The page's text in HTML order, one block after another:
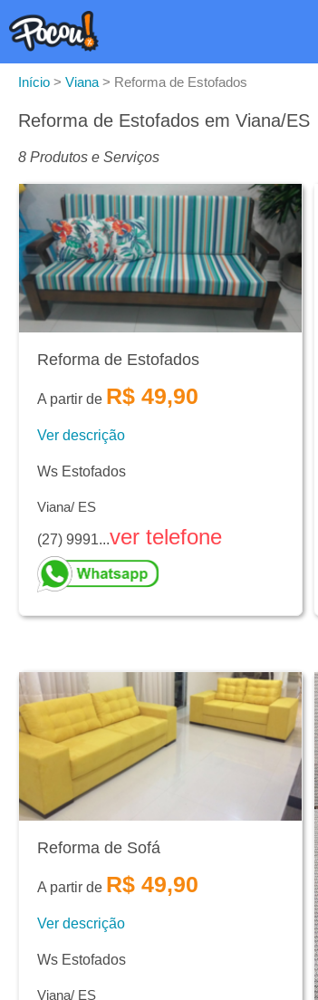
Início > Viana > Reforma de Estofados
Reforma de Estofados em Viana/ES
8 Produtos e Serviços
Reforma de Estofados
A partir de R$ 49,90
Ver descrição
Ws Estofados
Viana/ ES
(27) 9991...ver telefone
Reforma de Sofá
A partir de R$ 49,90
Ver descrição
Ws Estofados
Viana/ ES